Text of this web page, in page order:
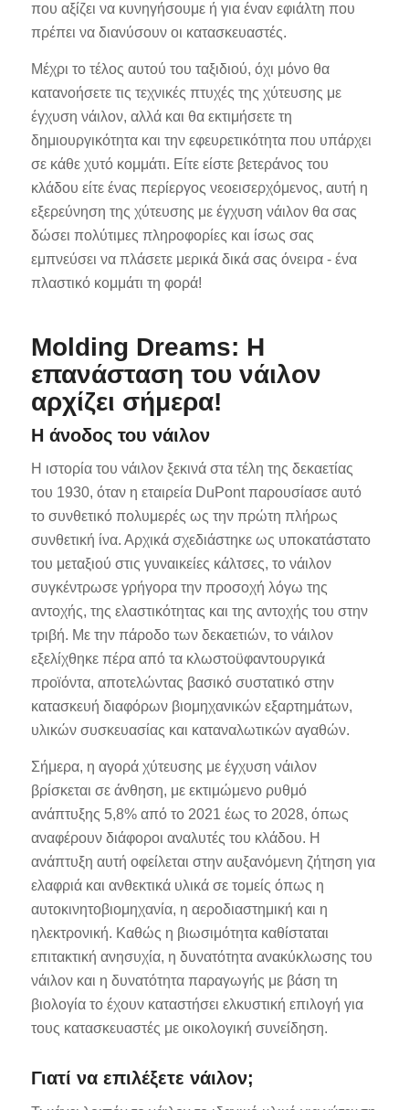
που αξίζει να κυνηγήσουμε ή για έναν εφιάλτη που
πρέπει να διανύσουν οι κατασκευαστές.
Μέχρι το τέλος αυτού του ταξιδιού, όχι μόνο θα
κατανοήσετε τις τεχνικές πτυχές της χύτευσης με
έγχυση νάιλον, αλλά και θα εκτιμήσετε τη
δημιουργικότητα και την εφευρετικότητα που υπάρχει
σε κάθε χυτό κομμάτι. Είτε είστε βετεράνος του
κλάδου είτε ένας περίεργος νεοεισερχόμενος, αυτή η
εξερεύνηση της χύτευσης με έγχυση νάιλον θα σας
δώσει πολύτιμες πληροφορίες και ίσως σας
εμπνεύσει να πλάσετε μερικά δικά σας όνειρα - ένα
πλαστικό κομμάτι τη φορά!
Molding Dreams: Η
επανάσταση του νάιλον
αρχίζει σήμερα!
Η άνοδος του νάιλον
Η ιστορία του νάιλον ξεκινά στα τέλη της δεκαετίας
του 1930, όταν η εταιρεία DuPont παρουσίασε αυτό
το συνθετικό πολυμερές ως την πρώτη πλήρως
συνθετική ίνα. Αρχικά σχεδιάστηκε ως υποκατάστατο
του μεταξιού στις γυναικείες κάλτσες, το νάιλον
συγκέντρωσε γρήγορα την προσοχή λόγω της
αντοχής, της ελαστικότητας και της αντοχής του στην
τριβή. Με την πάροδο των δεκαετιών, το νάιλον
εξελίχθηκε πέρα από τα κλωστοϋφαντουργικά
προϊόντα, αποτελώντας βασικό συστατικό στην
κατασκευή διαφόρων βιομηχανικών εξαρτημάτων,
υλικών συσκευασίας και καταναλωτικών αγαθών.
Σήμερα, η αγορά χύτευσης με έγχυση νάιλον
βρίσκεται σε άνθηση, με εκτιμώμενο ρυθμό
ανάπτυξης 5,8% από το 2021 έως το 2028, όπως
αναφέρουν διάφοροι αναλυτές του κλάδου. Η
ανάπτυξη αυτή οφείλεται στην αυξανόμενη ζήτηση για
ελαφριά και ανθεκτικά υλικά σε τομείς όπως η
αυτοκινητοβιομηχανία, η αεροδιαστημική και η
ηλεκτρονική. Καθώς η βιωσιμότητα καθίσταται
επιτακτική ανησυχία, η δυνατότητα ανακύκλωσης του
νάιλον και η δυνατότητα παραγωγής με βάση τη
βιολογία το έχουν καταστήσει ελκυστική επιλογή για
τους κατασκευαστές με οικολογική συνείδηση.
Γιατί να επιλέξετε νάιλον;